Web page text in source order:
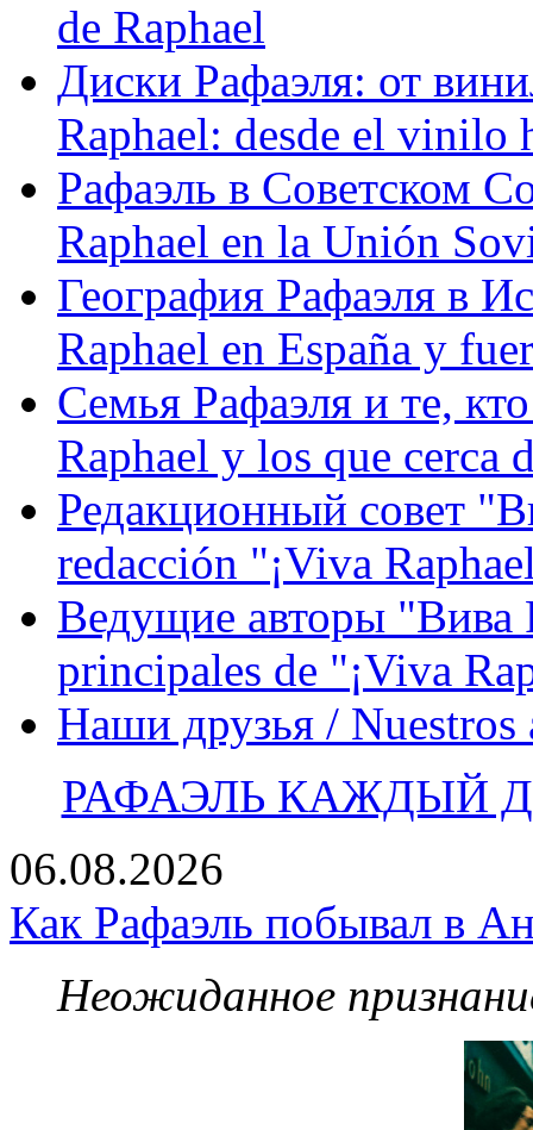
de Raphael
Диски Рафаэля: от
Raphael: desde el vinilo
Рафаэль в Советском
Raphael en la Unión
География Рафаэля в
Raphael en España y
Семья Рафаэля и те,
Raphael y los que cerca
Редакционный совет
redacción "¡Viva
Ведущие авторы "Вива
principales de "¡Viva
Наши друзья / Nuestros
РАФАЭЛЬ КАЖДЫЙ
06.08.2026
Как Рафаэль побывал в
Неожиданное